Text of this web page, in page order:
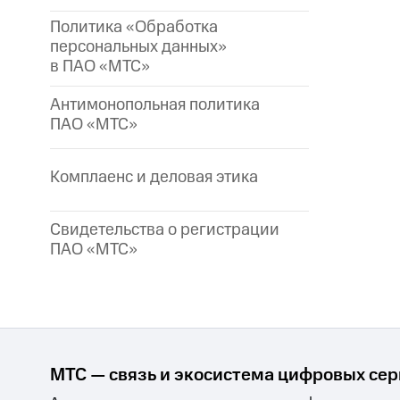
Политика «Обработка
персональных данных»
в ПАО «МТС»
Антимонопольная политика
ПАО «МТС»
Комплаенс и деловая этика
Свидетельства о регистрации
ПАО «МТС»
МТС — связь и экосистема цифровых